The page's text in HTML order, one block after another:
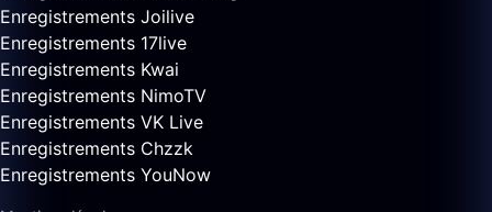
Enregistrements Joilive
Enregistrements 17live
Enregistrements Kwai
Enregistrements NimoTV
Enregistrements VK Live
Enregistrements Chzzk
Enregistrements YouNow